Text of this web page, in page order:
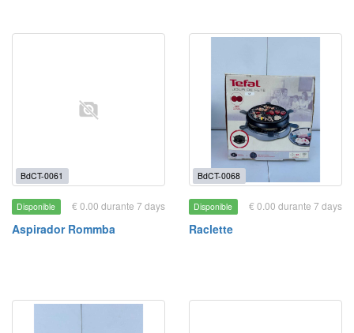
BdCT-0061
Disponible € 0.00 durante 7 days
Aspirador Rommba
BdCT-0068
Disponible € 0.00 durante 7 days
Raclette